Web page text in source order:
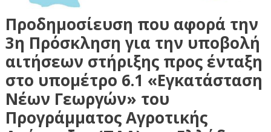
Προδημοσίευση που αφορά την
3η Πρόσκληση για την υποβολή
αιτήσεων στήριξης προς ένταξη
στο υπομέτρο 6.1 «Εγκατάσταση
Νέων Γεωργών» του
Προγράμματος Αγροτικής